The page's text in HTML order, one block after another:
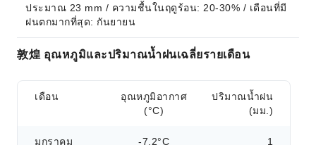
ประมาณ 23 mm / ความชื้นในฤดูร้อน: 20-30% / เดือนที่มี
ฝนตกมากที่สุด: กันยายน
敦煌 อุณหภูมิและปริมาณน้ำฝนเฉลี่ยรายเดือน
เดือน
อุณหภูมิอากาศ
(°C)
ปริมาณน้ำฝน
(มม.)
มกราคม -7.2°C 1